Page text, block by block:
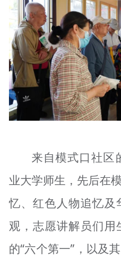
来自模式口社区
业大学师生，先后在
忆、红色人物追忆及
观，志愿讲解员们用
的“六个第一”，以及